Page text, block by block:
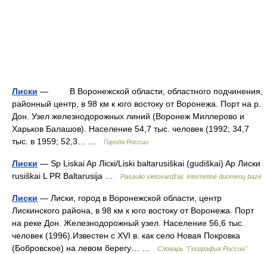
Лиски — В Воронежской области, областного подчинения,
районный центр, в 98 км к юго востоку от Воронежа. Порт на р.
Дон. Узел железнодорожных линий (Воронеж Миллерово и
Харьков Балашов). Население 54,7 тыс. человек (1992; 34,7
тыс. в 1959; 52,3… …
Города России
Лиски — Sp Liskai Ap Ліскі/Liski baltarusiškai (gudiškai) Ap Лиски
rusiškai L PR Baltarusija …
Pasaulio vietovardžiai. Internetinė duomenų bazė
Лиски — Лиски, город в Воронежской области, центр
Лискинского района, в 98 км к юго востоку от Воронежа. Порт
на реке Дон. Железнодорожный узел. Население 56,6 тыс.
человек (1996).Известен с XVI в. как село Новая Покровка
(Бобровское) на левом берегу… …
Словарь "География России"